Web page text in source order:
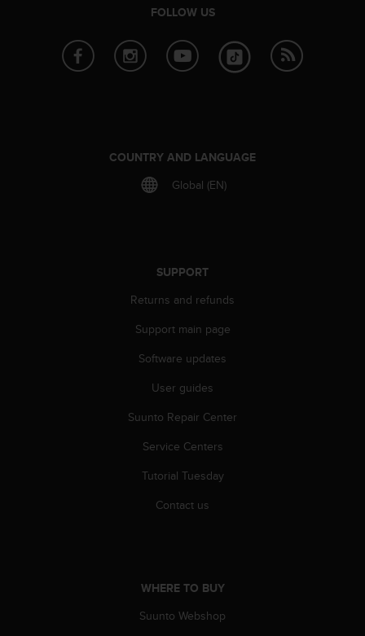
FOLLOW US
COUNTRY AND LANGUAGE
Global (EN)
SUPPORT
Returns and refunds
Support main page
Software updates
User guides
Suunto Repair Center
Service Centers
Tutorial Tuesday
Contact us
WHERE TO BUY
Suunto Webshop